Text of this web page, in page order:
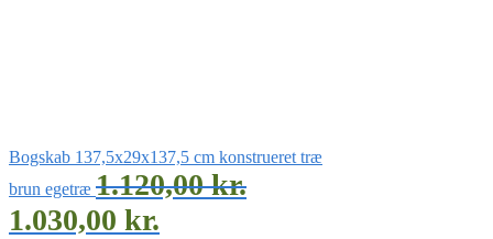
Bogskab 137,5x29x137,5 cm konstrueret træ
brun egetræ 1.120,00kr.
1.030,00 kr.